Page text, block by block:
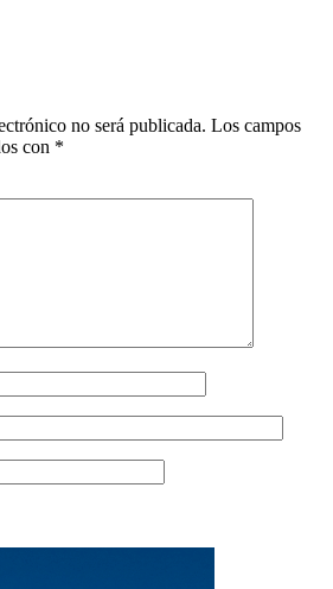
no será publicada. Los campos
con *